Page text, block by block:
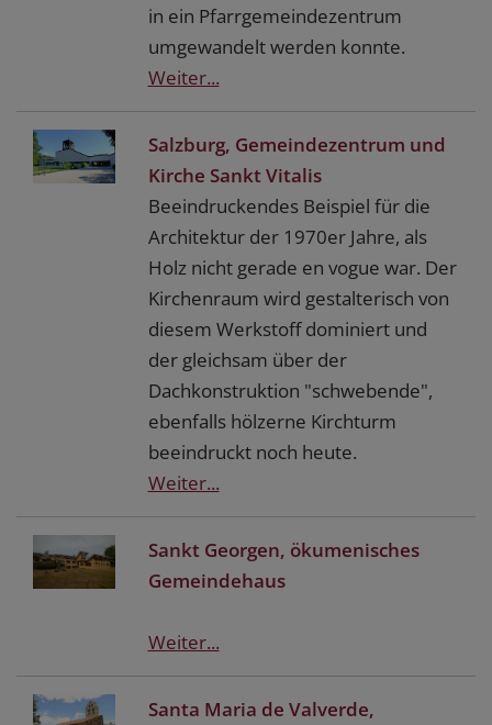
in ein Pfarrgemeindezentrum
umgewandelt werden konnte.
Weiter...
Salzburg, Gemeindezentrum und
Kirche Sankt Vitalis
Beeindruckendes Beispiel für die
Architektur der 1970er Jahre, als
Holz nicht gerade en vogue war. Der
Kirchenraum wird gestalterisch von
diesem Werkstoff dominiert und
der gleichsam über der
Dachkonstruktion "schwebende",
ebenfalls hölzerne Kirchturm
beeindruckt noch heute.
Weiter...
Sankt Georgen, ökumenisches
Gemeindehaus
Weiter...
Santa Maria de Valverde,